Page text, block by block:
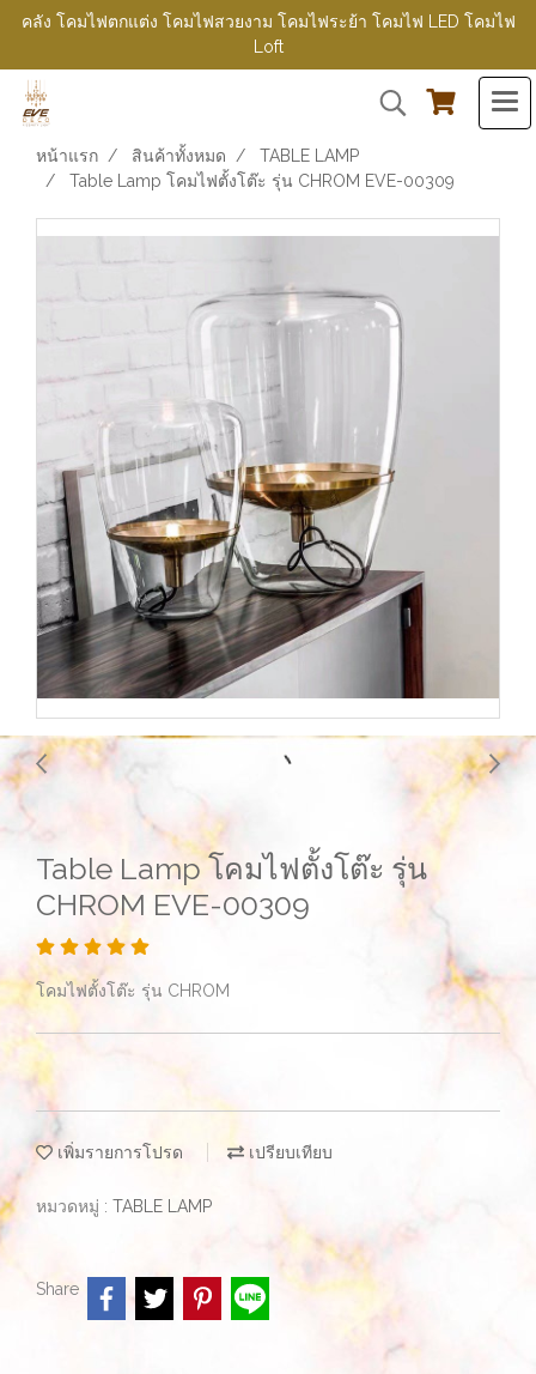
คลัง โคมไฟตกแต่ง โคมไฟสวยงาม โคมไฟระย้า โคมไฟ LED โคมไฟ
Loft
หน้าแรก สินค้าทั้งหมด
TABLE LAMP
Table Lamp โคมไฟตั้งโต๊ะ รุ่น CHROM EVE-00309
Table Lamp โคมไฟตั้งโต๊ะ รุ่น
CHROM EVE-00309
โคมไฟตั้งโต๊ะ รุ่น CHROM
เพิ่มรายการโปรด เปรียบเทียบ
หมวดหมู่ : TABLE LAMP
Share